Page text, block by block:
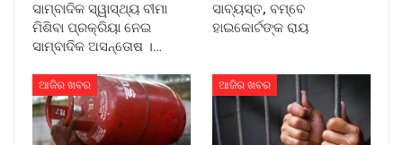
ସାମ୍ବାଦିକ ସ୍ୱାସ୍ଥ୍ୟ ବୀମା
ମିଶିବା ପ୍ରକ୍ରିୟା ନେଇ
ସାମ୍ବାଦିକ ଅସନ୍ତୋଷ ।…
ସାବ୍ୟସ୍ତ, ବମ୍ବେ
ହାଇକୋର୍ଟଙ୍କ ରାୟ
ଆଜିର ଖବର ଆଜିର ଖବର